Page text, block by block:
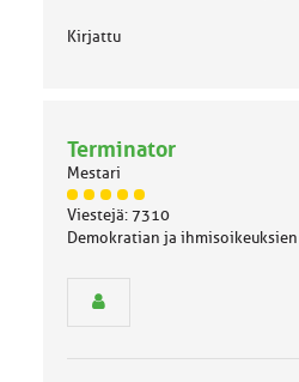
Kirjattu
Terminator
Mestari
J
ä
s
Viestejä: 7310
Demokratian ja ihmisoikeuksien